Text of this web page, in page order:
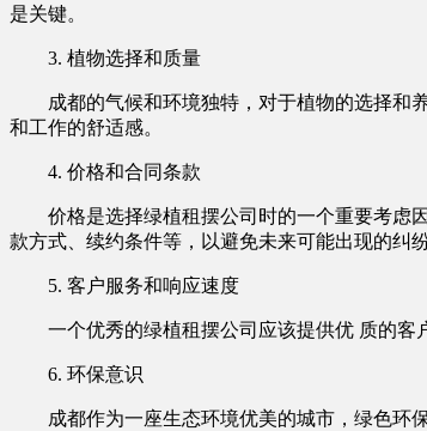
是关键。
3. 植物选择和质量
成都的气候和环境独特，对于植物的选择和
和工作的舒适感。
4. 价格和合同条款
价格是选择绿植租摆公司时的一个重要考虑
款方式、续约条件等，以避免未来可能出现的纠纷
5. 客户服务和响应速度
一个优秀的绿植租摆公司应该提供优 质的客
6. 环保意识
成都作为一座生态环境优美的城市，绿色环